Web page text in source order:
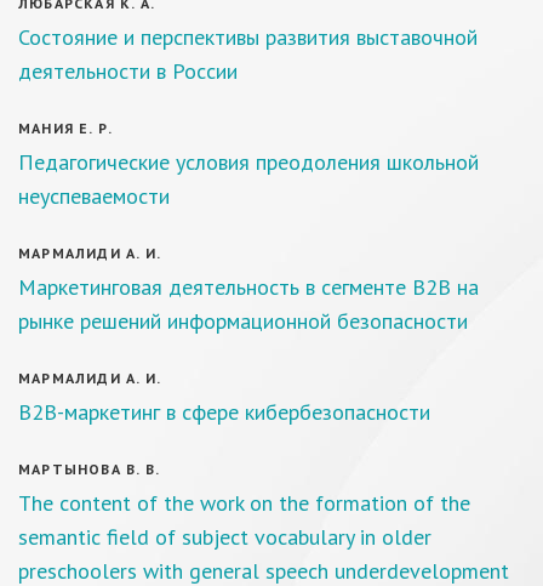
Состояние и перспективы развития выставочной
деятельности в России
МАНИЯ Е. Р.
Педагогические условия преодоления школьной
неуспеваемости
МАРМАЛИДИ А. И.
Маркетинговая деятельность в сегменте B2B на
рынке решений информационной безопасности
МАРМАЛИДИ А. И.
B2B-маркетинг в сфере кибербезопасности
МАРТЫНОВА В. В.
The content of the work on the formation of the
semantic field of subject vocabulary in older
preschoolers with general speech underdevelopment